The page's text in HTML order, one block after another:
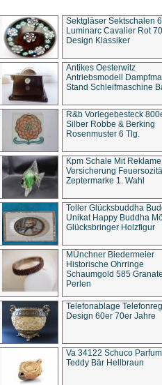
Sektgläser Sektschalen
Luminarc Cavalier Rot
Design Klassiker
Antikes Oesterwitz
Antriebsmodell
Stand Schleifmaschine
R&b Vorlegebesteck
Silber Robbe & Berking
Rosenmuster 6 Tlg.
Kpm Schale Mit Reklame
Versicherung
Zeptermarke 1. Wahl
Toller Glücksbuddha
Unikat Happy Buddha
Glücksbringer Holzfigur
MÜnchner Biedermeier
Historische Ohrringe
Schaumgold 585
Perlen
Telefonablage
Design 60er 70er Jahre
Va 34122 Schuco
Teddy Bär Hellbraun